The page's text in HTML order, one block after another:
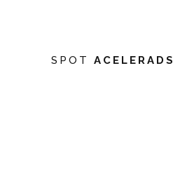
SPOT ACELERADS